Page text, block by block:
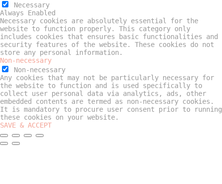
Necessary
Always Enabled
Necessary cookies are absolutely essential for the
website to function properly. This category only
includes cookies that ensures basic functionalities and
security features of the website. These cookies do not
store any personal information.
Non-necessary
Non-necessary
Any cookies that may not be particularly necessary for
the website to function and is used specifically to
collect user personal data via analytics, ads, other
embedded contents are termed as non-necessary cookies.
It is mandatory to procure user consent prior to running
these cookies on your website.
SAVE & ACCEPT